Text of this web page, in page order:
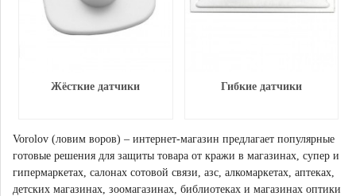
Жёсткие датчики Гибкие датчики
Vorolov (ловим воров) – интернет-магазин предлагает популярные
готовые решения для защиты товара от кражи в магазинах, супер и
гипермаркетах, салонах сотовой связи, азс, алкомаркетах, аптеках,
детских магазинах, зоомагазинах, библиотеках и магазинах оптики